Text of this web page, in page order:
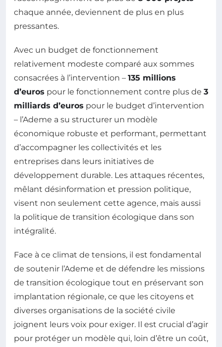
chaque année, deviennent de plus en plus
pressantes.
Avec un budget de fonctionnement
relativement modeste comparé aux sommes
consacrées à l’intervention – 135 millions
d’euros pour le fonctionnement contre plus de 3
milliards d’euros pour le budget d’intervention
– l’Ademe a su structurer un modèle
économique robuste et performant, permettant
d’accompagner les collectivités et les
entreprises dans leurs initiatives de
développement durable. Les attaques récentes,
mêlant désinformation et pression politique,
visent non seulement cette agence, mais aussi
la politique de transition écologique dans son
intégralité.
Face à ce climat de tensions, il est fondamental
de soutenir l’Ademe et de défendre les missions
de transition écologique tout en préservant son
implantation régionale, ce que les citoyens et
diverses organisations de la société civile
joignent leurs voix pour exiger. Il est crucial d’agir
pour protéger un modèle qui, loin d’être un coût,